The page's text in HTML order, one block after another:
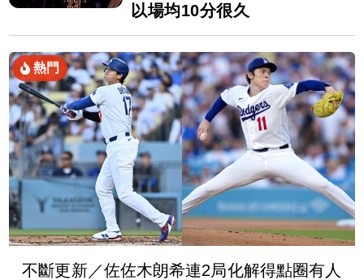
以場均10分很久
熱門
不斷更新／佐佐木朗希連2局化解得點圈有人